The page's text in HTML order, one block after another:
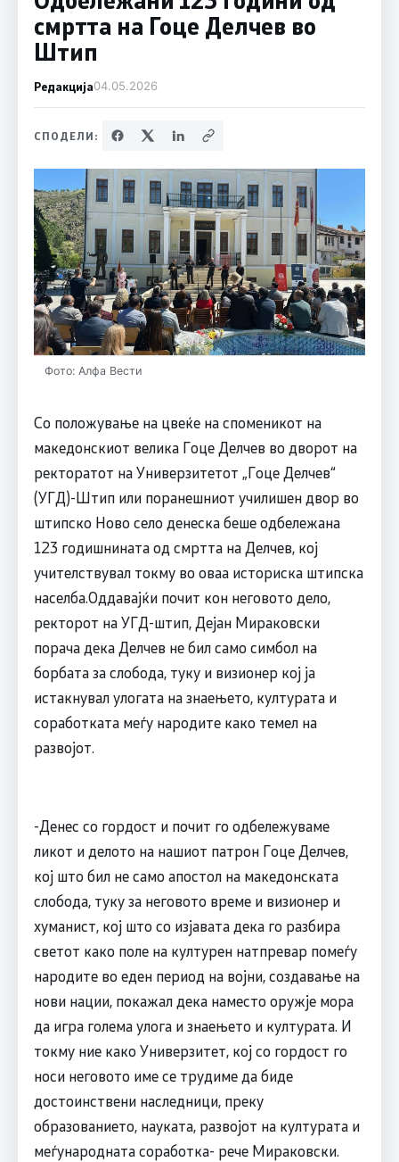
смртта на Гоце Делчев во
Штип
Редакција04.05.2026
СПОДЕЛИ:
Фото: Алфа Вести
Со положување на цвеќе на споменикот на
македонскиот велика Гоце Делчев во дворот на
ректоратот на Универзитетот „Гоце Делчев“
(УГД)-Штип или поранешниот училишен двор во
штипско Ново село денеска беше одбележана
123 годишнината од смртта на Делчев, кој
учителствувал токму во оваа историска штипска
населба.Оддавајќи почит кон неговото дело,
ректорот на УГД-штип, Дејан Мираковски
порача дека Делчев не бил само симбол на
борбата за слобода, туку и визионер кој ја
истакнувал улогата на знаењето, културата и
соработката меѓу народите како темел на
развојот.
-Денес со гордост и почит го одбележуваме
ликот и делото на нашиот патрон Гоце Делчев,
кој што бил не само апостол на македонската
слобода, туку за неговото време и визионер и
хуманист, кој што со изјавата дека го разбира
светот како поле на културен натпревар помеѓу
народите во еден период на војни, создавање на
нови нации, покажал дека наместо оружје мора
да игра голема улога и знаењето и културата. И
токму ние како Универзитет, кој со гордост го
носи неговото име се трудиме да биде
достоинствени наследници, преку
образованието, науката, развојот на културата и
меѓународната соработка- рече Мираковски.